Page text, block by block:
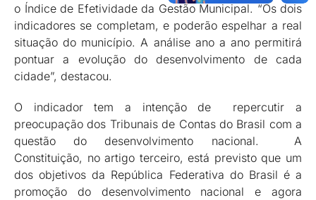
o Índice de Efetividade da Gestão Municipal. “Os dois
indicadores se completam, e poderão espelhar a real
situação do município. A análise ano a ano permitirá
pontuar a evolução do desenvolvimento de cada
cidade”, destacou.
O indicador tem a intenção de repercutir a
preocupação dos Tribunais de Contas do Brasil com a
questão do desenvolvimento nacional. A
Constituição, no artigo terceiro, está previsto que um
dos objetivos da República Federativa do Brasil é a
promoção do desenvolvimento nacional e agora